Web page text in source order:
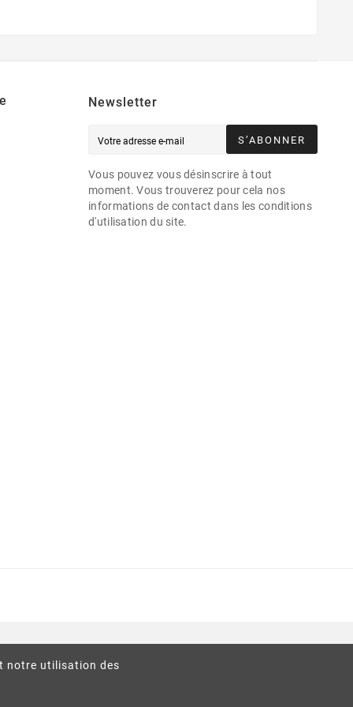
notre utilisation des
Newsletter
S’ABONNER
Vous pouvez vous désinscrire à tout
moment. Vous trouverez pour cela nos
informations de contact dans les conditions
d'utilisation du site.